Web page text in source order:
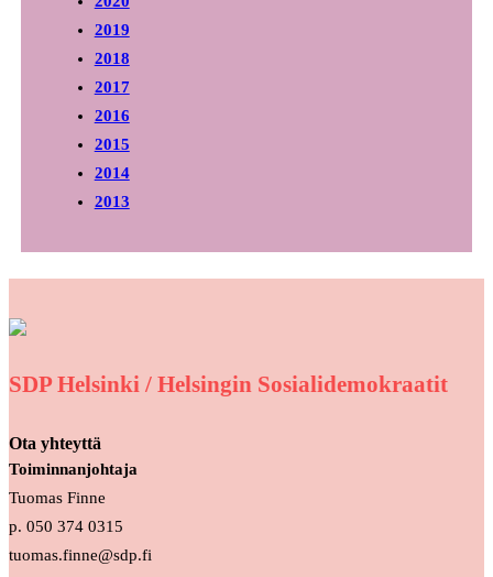
2019
2018
2017
2016
2015
2014
2013
SDP Helsinki / Helsingin Sosialidemokraatit
Ota yhteyttä
Toiminnanjohtaja
Tuomas Finne
p. 050 374 0315
tuomas.finne@sdp.fi